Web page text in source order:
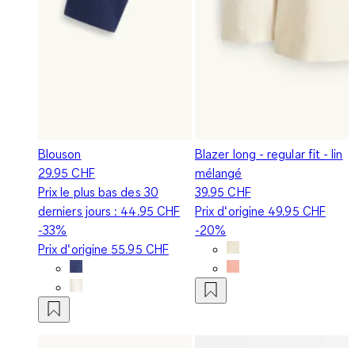
Blouson
29.95 CHF
Prix le plus bas des 30
derniers jours : 44.95 CHF
-33%
Prix d‘origine 55.95 CHF
Blazer long - regular fit - lin
mélangé
39.95 CHF
Prix d‘origine 49.95 CHF
-20%